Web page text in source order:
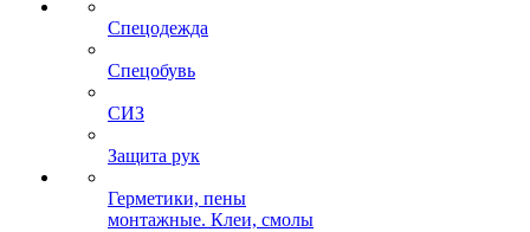
Спецодежда
Спецобувь
СИЗ
Защита рук
Герметики, пены
монтажные. Клеи, смолы